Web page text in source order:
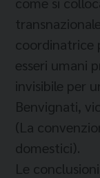
coordinatrice
esseri umani
invisibile per
Benvignati,
(La
domestici).
Le